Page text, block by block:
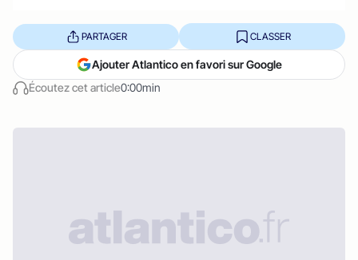
Écoutez cet article0:00min
PARTAGER CLASSER
Ajouter Atlantico en favori sur Google